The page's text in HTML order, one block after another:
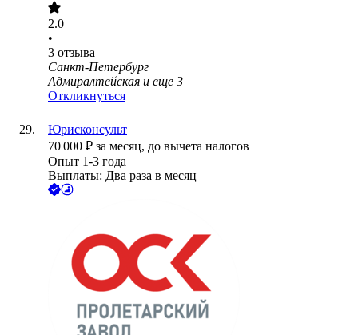
2.0
•
3 отзыва
Санкт-Петербург
Адмиралтейская и еще 3
Откликнуться
Юрисконсульт
70 000 ₽ за месяц, до вычета налогов
Опыт 1-3 года
Выплаты: Два раза в месяц